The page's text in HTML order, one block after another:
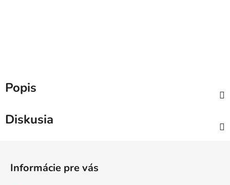
Popis
Diskusia
Informácie pre vás